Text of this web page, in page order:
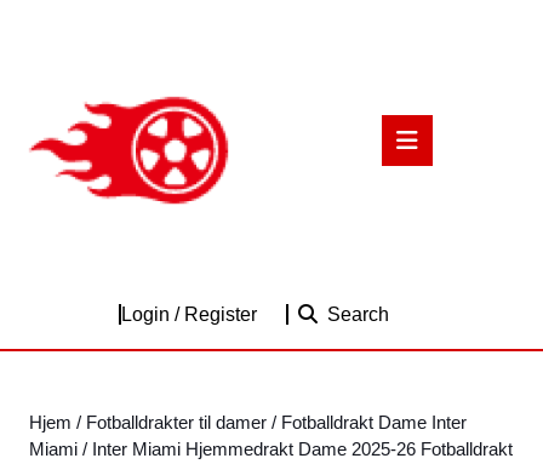
Login / RegisterLogin
Search
Hjem / Fotballdrakter til damer / Fotballdrakt Dame Inter
Miami / Inter Miami Hjemmedrakt Dame 2025-26 Fotballdrakt